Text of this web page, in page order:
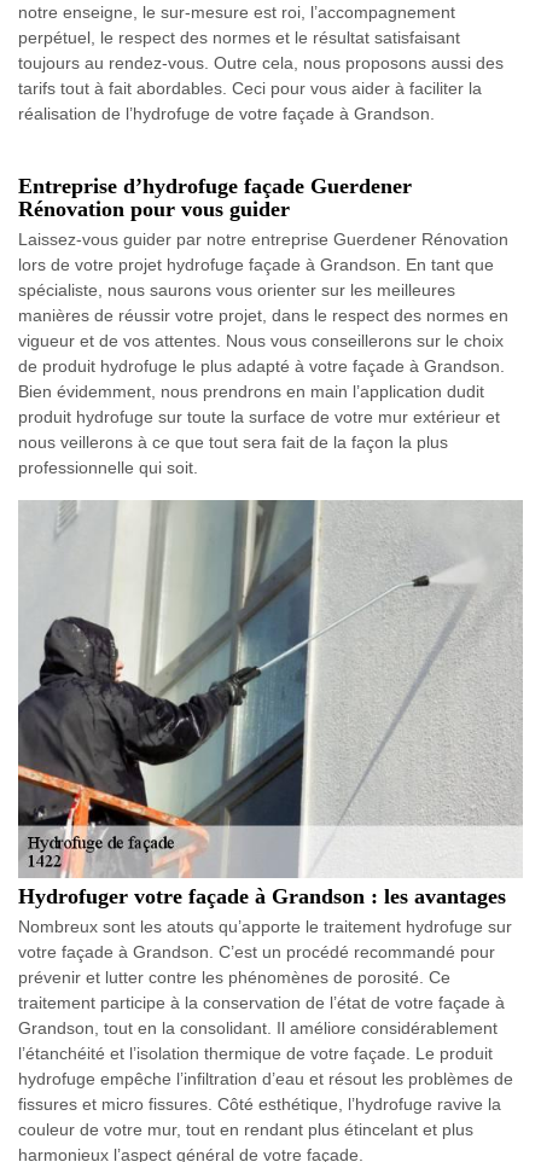
notre enseigne, le sur-mesure est roi, l’accompagnement
perpétuel, le respect des normes et le résultat satisfaisant
toujours au rendez-vous. Outre cela, nous proposons aussi des
tarifs tout à fait abordables. Ceci pour vous aider à faciliter la
réalisation de l’hydrofuge de votre façade à Grandson.
Entreprise d’hydrofuge façade Guerdener
Rénovation pour vous guider
Laissez-vous guider par notre entreprise Guerdener Rénovation
lors de votre projet hydrofuge façade à Grandson. En tant que
spécialiste, nous saurons vous orienter sur les meilleures
manières de réussir votre projet, dans le respect des normes en
vigueur et de vos attentes. Nous vous conseillerons sur le choix
de produit hydrofuge le plus adapté à votre façade à Grandson.
Bien évidemment, nous prendrons en main l’application dudit
produit hydrofuge sur toute la surface de votre mur extérieur et
nous veillerons à ce que tout sera fait de la façon la plus
professionnelle qui soit.
Hydrofuger votre façade à Grandson : les avantages
Nombreux sont les atouts qu’apporte le traitement hydrofuge sur
votre façade à Grandson. C’est un procédé recommandé pour
prévenir et lutter contre les phénomènes de porosité. Ce
traitement participe à la conservation de l’état de votre façade à
Grandson, tout en la consolidant. Il améliore considérablement
l’étanchéité et l’isolation thermique de votre façade. Le produit
hydrofuge empêche l’infiltration d’eau et résout les problèmes de
fissures et micro fissures. Côté esthétique, l’hydrofuge ravive la
couleur de votre mur, tout en rendant plus étincelant et plus
harmonieux l’aspect général de votre façade.